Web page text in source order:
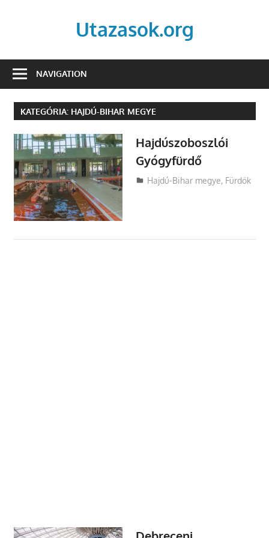
Utazasok.org
NAVIGATION
KATEGÓRIA: HAJDÚ-BIHAR MEGYE
Hajdúszoboszlói
Gyógyfürdő
Utazasok.org
Hajdú-Bihar megye, Fürdők